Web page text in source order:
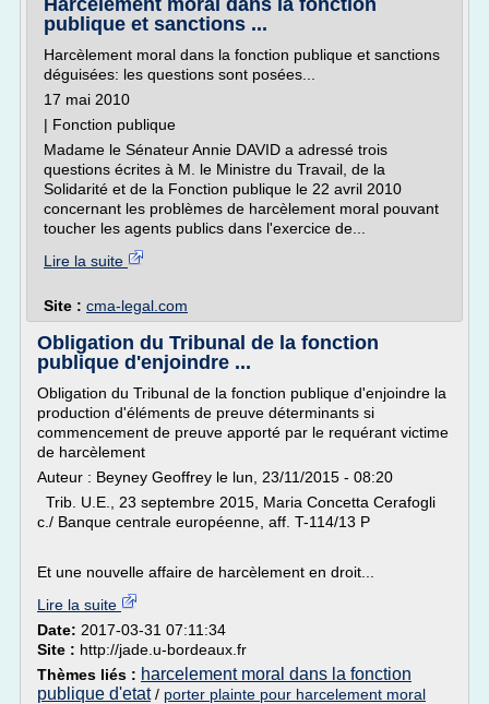
Harcèlement moral dans la fonction
publique et sanctions ...
Harcèlement moral dans la fonction publique et sanctions
déguisées: les questions sont posées...
17 mai 2010
| Fonction publique
Madame le Sénateur Annie DAVID a adressé trois
questions écrites à M. le Ministre du Travail, de la
Solidarité et de la Fonction publique le 22 avril 2010
concernant les problèmes de harcèlement moral pouvant
toucher les agents publics dans l'exercice de...
Lire la suite
Site : cma-legal.com
Obligation du Tribunal de la fonction
publique d'enjoindre ...
Obligation du Tribunal de la fonction publique d'enjoindre la
production d'éléments de preuve déterminants si
commencement de preuve apporté par le requérant victime
de harcèlement
Auteur : Beyney Geoffrey le lun, 23/11/2015 - 08:20
Trib. U.E., 23 septembre 2015, Maria Concetta Cerafogli
c./ Banque centrale européenne, aff. T-114/13 P
Et une nouvelle affaire de harcèlement en droit...
Lire la suite
Date: 2017-03-31 07:11:34
Site : http://jade.u-bordeaux.fr
Thèmes liés : harcelement moral dans la fonction
publique d'etat/ porter plainte pour harcelement moral